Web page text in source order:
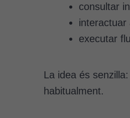
consultar
interactuar
executar
La idea és
habitualment.